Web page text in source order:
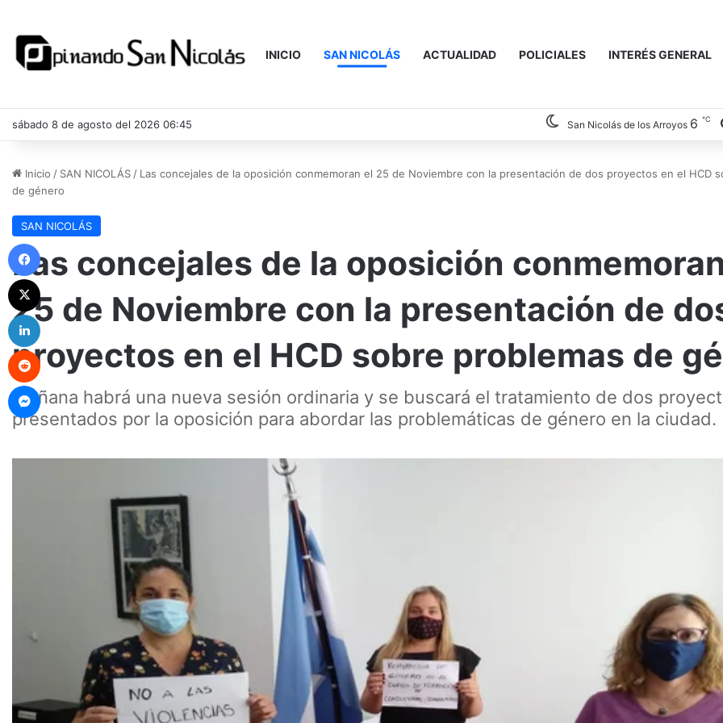
INICIO SAN NICOLÁS ACTUALIDAD POLICIALES INTERÉS GENERAL
sábado 8 de agosto del 2026 06:45 San Nicolás de los Arroyos 6 ℃
Inicio / SAN NICOLÁS / Las concejales de la oposición conmemoran el 25 de Noviembre con la presentación de dos proyectos en el HCD
de género
SAN NICOLÁS
Las concejales de la oposición
25 de Noviembre con la presentación de
proyectos en el HCD sobre problemas de
Mañana habrá una nueva sesión ordinaria y se buscará el tratamiento de dos
presentados por la oposición para abordar las problemáticas de género en la ciudad.
X
LinkedIn
Reddit